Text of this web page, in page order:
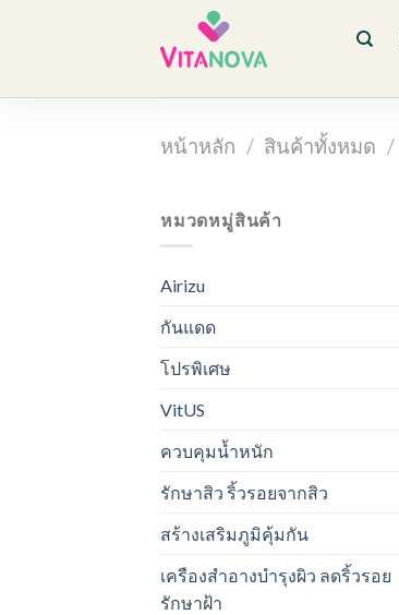
หน้าหลัก / สินค้าทั้งหมด /
หมวดหมู่สินค้า
Airizu
กันแดด
โปรพิเศษ
VitUS
ควบคุมน้ำหนัก
รักษาสิว ริ้วรอยจากสิว
สร้างเสริมภูมิคุ้มกัน
เครืองสำอางบำรุงผิว ลดริ้วรอย
รักษาฝ้า